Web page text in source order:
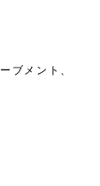
ブメント、